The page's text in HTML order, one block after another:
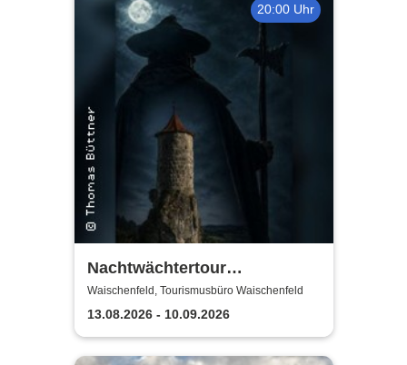
20:00 Uhr
Nachtwächtertour
Waischenfeld
Waischenfeld, Tourismusbüro Waischenfeld
13.08.2026 - 10.09.2026